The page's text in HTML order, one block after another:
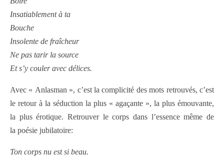
Insatiablement à ta
Bouche
Insolente de fraîcheur
Ne pas tarir la source
Et s’y couler avec délices.
Avec « Anlasman », c’est la complicité des mots retrouvés, c’est
le retour à la séduction la plus « agaçante », la plus émouvante,
la plus érotique. Retrouver le corps dans l’essence même de
la poésie jubilatoire:
Ton corps nu est si beau.